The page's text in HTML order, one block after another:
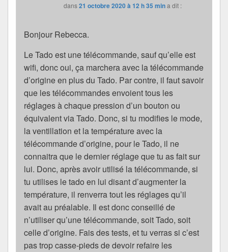
dans21 octobre 2020 à 12 h 35 mina dit :
Bonjour Rebecca.
Le Tado est une télécommande, sauf qu’elle est
wifi, donc oui, ça marchera avec la télécommande
d’origine en plus du Tado. Par contre, il faut savoir
que les télécommandes envoient tous les
réglages à chaque pression d’un bouton ou
équivalent via Tado. Donc, si tu modifies le mode,
la ventillation et la température avec la
télécommande d’origine, pour le Tado, il ne
connaitra que le dernier réglage que tu as fait sur
lui. Donc, après avoir utilisé la télécommande, si
tu utilises le tado en lui disant d’augmenter la
température, il renverra tout les réglages qu’il
avait au préalable. Il est donc conseillé de
n’utiliser qu’une télécommande, soit Tado, soit
celle d’origine. Fais des tests, et tu verras si c’est
pas trop casse-pieds de devoir refaire les